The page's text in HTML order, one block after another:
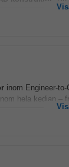
inom Engineer-
hela kedjan –